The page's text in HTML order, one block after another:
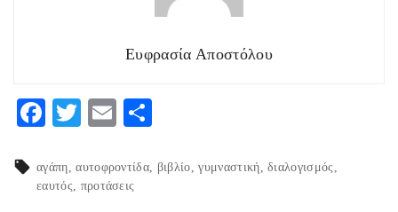
Ευφρασία Αποστόλου
F
eb
o
T
itt
er
E
ai
l
ρ
αγάπη αυτοφροντίδα βιβλίο γυμναστική
διαλογισμός
εαυτός
προτάσεις